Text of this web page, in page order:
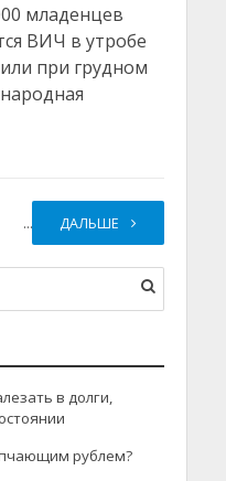
младенцев
ВИЧ в утробе
при грудном
… 7
ДАЛЬШЕ
в долги,
рублем?